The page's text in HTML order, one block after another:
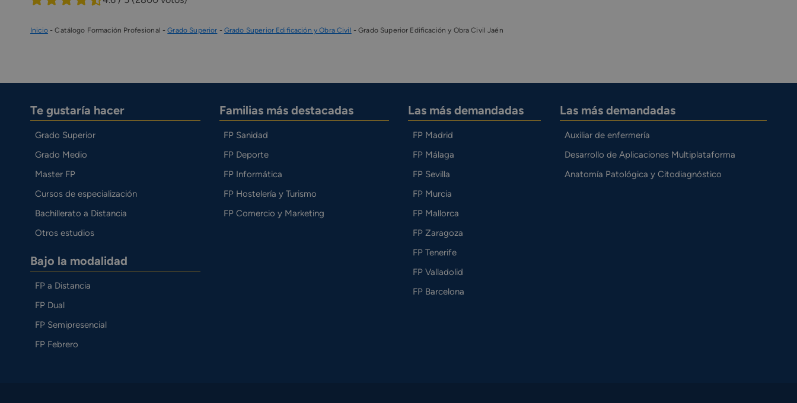
Inicio-Catálogo Formación Profesional -Grado Superior - Grado Superior Edificación y Obra Civil -Grado Superior Edificación y Obra Civil Jaén
Te gustaría hacer
Grado Superior
Grado Medio
Master FP
Cursos de especialización
Bachillerato a Distancia
Otros estudios
Bajo la modalidad
FP a Distancia
FP Dual
FP Semipresencial
FP Febrero
Familias más destacadas
FP Sanidad
FP Deporte
FP Informática
FP Hostelería y Turismo
FP Comercio y Marketing
Las más demandadas
FP Madrid
FP Málaga
FP Sevilla
FP Murcia
FP Mallorca
FP Zaragoza
FP Tenerife
FP Valladolid
FP Barcelona
Las más demandadas
Auxiliar de enfermería
Desarrollo de Aplicaciones Multiplataforma
Anatomía Patológica y Citodiagnóstico